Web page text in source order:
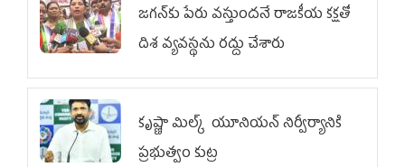
జగన్‌కు పేరు వస్తుందనే రాజకీయ కక్షతో
దిశ వ్య‌వ‌స్థ‌ను రద్దు చేశారు
కృష్ణా మిల్క్‌ యూనియన్‌ నిర్వీర్యానికి
ప్రభుత్వం కుట్ర